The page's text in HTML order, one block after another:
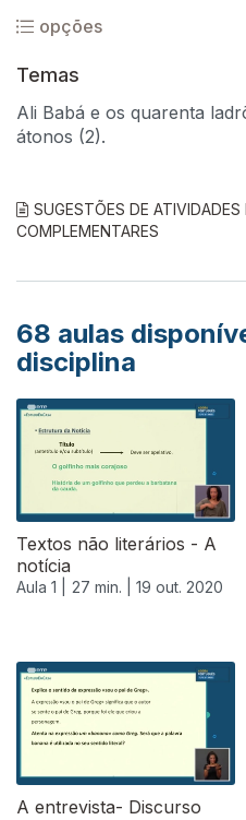
opções
Temas
Ali Babá e os quarenta
átonos (2).
SUGESTÕES DE ATIVIDADES
COMPLEMENTARES
68 aulas
disciplina
Textos não literários - A
notícia
Aula 1 | 27 min. | 19 out. 2020
A entrevista- Discurso